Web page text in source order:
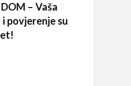
– Vaša
povjerenje su